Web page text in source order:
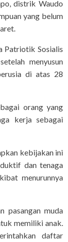
distrik Waudo
yang belum
Patriotik Sosialis
menyusun
di atas 28
orang yang
kerja sebagai
kebijakan ini
dan tenaga
menurunnya
pasangan muda
memiliki anak.
daftar